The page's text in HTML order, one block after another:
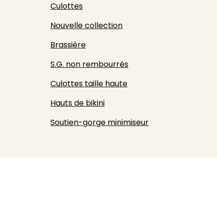
Culottes
Nouvelle collection
Brassière
S.G. non rembourrés
Culottes taille haute
Hauts de bikini
Soutien-gorge minimiseur